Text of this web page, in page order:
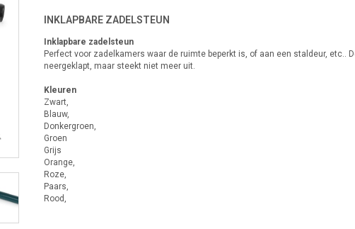
INKLAPBARE ZADELSTEUN
Inklapbare zadelsteun
Perfect voor zadelkamers waar de ruimte beperkt is, of aan een staldeur, etc..
neergeklapt, maar steekt niet meer uit.
Kleuren
Zwart,
Blauw,
Donkergroen,
Groen
Grijs
Orange,
Roze,
Paars,
Rood,